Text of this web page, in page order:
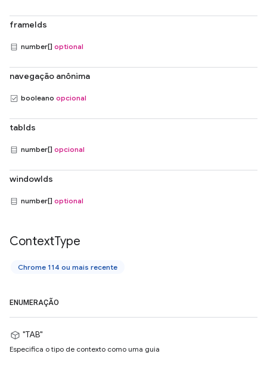
frameIds
number[] optional
navegação anônima
booleano opcional
tabIds
number[] opcional
windowIds
number[] optional
ContextType
Chrome 114 ou mais recente
ENUMERAÇÃO
"TAB"
Especifica o tipo de contexto como uma guia